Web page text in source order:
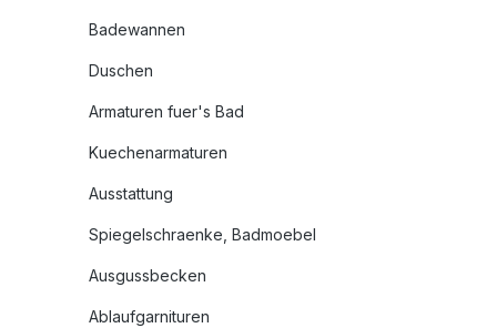
Badewannen
Duschen
Armaturen fuer's Bad
Kuechenarmaturen
Ausstattung
Spiegelschraenke, Badmoebel
Ausgussbecken
Ablaufgarnituren